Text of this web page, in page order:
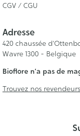
CGV / CGU
Adresse
420 chaussée
Wavre 1300 - Belgique
Bioflore n’a pas de
Trouvez nos